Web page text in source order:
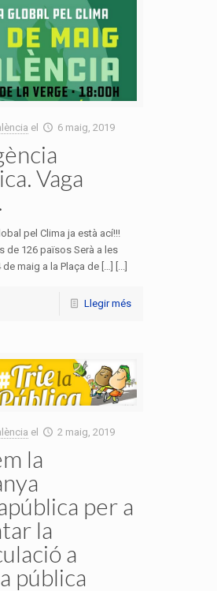
el 6 maig, 2019
Vaga
pel Clima ja està ací!!!
de 126 països Serà a les
maig a la Plaça de […] [...]
Llegir més
el 2 maig, 2019
la
per a
la
a
pública